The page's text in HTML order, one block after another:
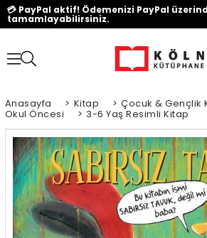
💳 PayPal aktif! Ödemenizi PayPal
tamamlayabilirsiniz.
Anasayfa > Kitap > Çocuk & Gençlik
Okul Öncesi > 3-6 Yaş Resimli Kitap